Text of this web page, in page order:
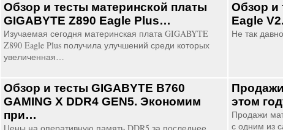
Обзор и тесты материнской платы
GIGABYTE Z890 Eagle Plus…
Изучаемая сегодня материнская плата GIGABYTE
Z890 Eagle Plus получила улучшений среди которых
увеличенная…
Обзор и
Eagle
Не так
Обзор и тесты GIGABYTE B760
GAMING X DDR4 GEN5. Экономим
при…
Продажи
этом
Продажи
с одним из